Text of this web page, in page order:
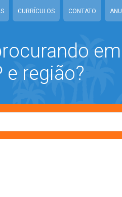
CURRÍCULOS CONTATO
em
região?